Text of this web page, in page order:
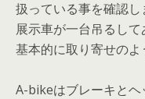
扱っている事を確認し
展示車が一台吊るし
基本的に取り寄せのよ
A-bikeはブレーキとヘ